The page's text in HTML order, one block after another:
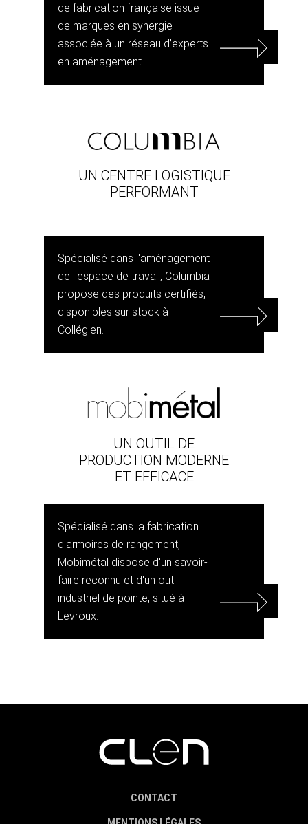
de fabrication française issue
de marques en synergie
associée à un réseau d’experts
en aménagement.
UN CENTRE LOGISTIQUE
PERFORMANT
Spécialisé dans l'aménagement
de l'espace de travail, Columbia
propose des produits certifiés,
disponibles sur stock à
Collégien.
UN OUTIL DE
PRODUCTION MODERNE
ET EFFICACE
Spécialisé dans la fabrication
d'armoires de rangement,
Mobimétal dispose d'un savoir-
faire reconnu et d'un outil
industriel de pointe, situé à
Levroux.
CONTACT